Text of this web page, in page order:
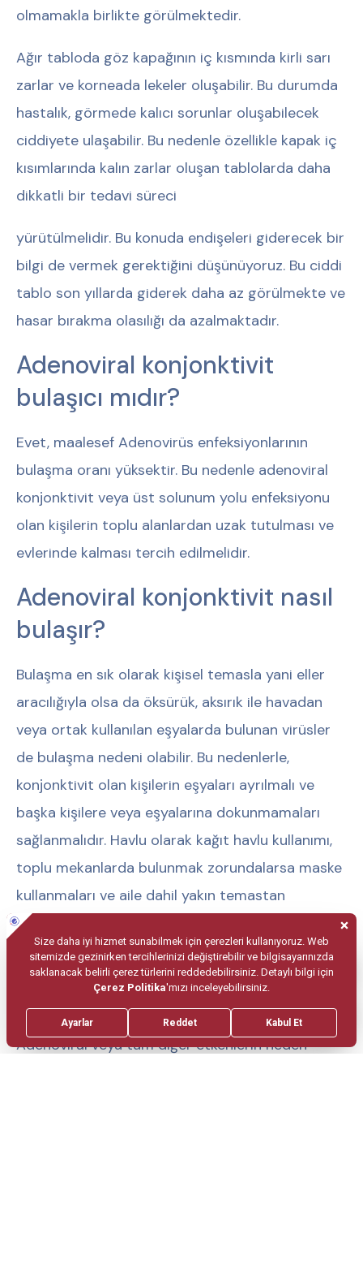
olmamakla birlikte görülmektedir.
Ağır tabloda göz kapağının iç kısmında kirli sarı
zarlar ve korneada lekeler oluşabilir. Bu durumda
hastalık, görmede kalıcı sorunlar oluşabilecek
ciddiyete ulaşabilir. Bu nedenle özellikle kapak iç
kısımlarında kalın zarlar oluşan tablolarda daha
dikkatli bir tedavi süreci
yürütülmelidir. Bu konuda endişeleri giderecek bir
bilgi de vermek gerektiğini düşünüyoruz. Bu ciddi
tablo son yıllarda giderek daha az görülmekte ve
hasar bırakma olasılığı da azalmaktadır.
Adenoviral konjonktivit
bulaşıcı mıdır?
Evet, maalesef Adenovirüs enfeksiyonlarının
bulaşma oranı yüksektir. Bu nedenle adenoviral
konjonktivit veya üst solunum yolu enfeksiyonu
olan kişilerin toplu alanlardan uzak tutulması ve
evlerinde kalması tercih edilmelidir.
Adenoviral konjonktivit nasıl
bulaşır?
Bulaşma en sık olarak kişisel temasla yani eller
aracılığıyla olsa da öksürük, aksırık ile havadan
veya ortak kullanılan eşyalarda bulunan virüsler
de bulaşma nedeni olabilir. Bu nedenlerle,
konjonktivit olan kişilerin eşyaları ayrılmalı ve
başka kişilere veya eşyalarına dokunmamaları
sağlanmalıdır. Havlu olarak kağıt havlu kullanımı,
toplu mekanlarda bulunmak zorundalarsa maske
kullanmaları ve aile dahil yakın temastan
kaçınmaları sağlanmalıdır.
Adenoviral konjonktivit tanısı
nasıl konur?
Adenoviral veya tüm diğer etkenlerin neden